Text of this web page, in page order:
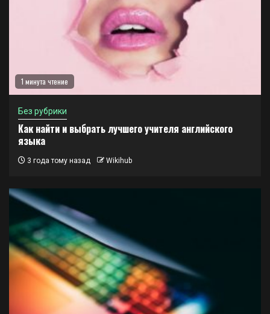
1 минута чтение
Без рубрики
Как найти и выбрать лучшего учителя английского
языка
3 года тому назад Wikihub